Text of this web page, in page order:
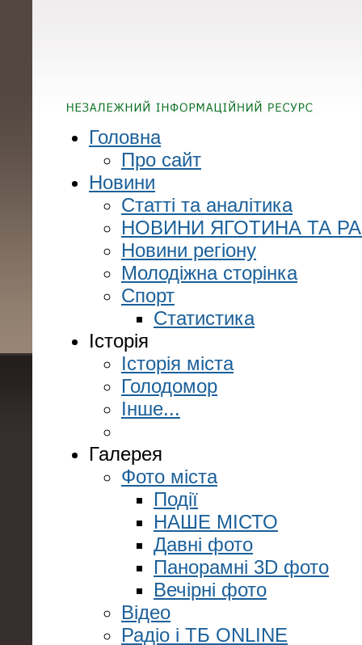
Головна
Про сайт
Новини
Статті та аналітика
НОВИНИ ЯГОТИНА ТА
Новини регіону
Молодіжна сторінка
Спорт
Статистика
Історія
Історія міста
Голодомор
Інше...
Галерея
Фото міста
Події
НАШЕ МІСТО
Давні фото
Панорамні 3D фото
Вечірні фото
Відео
Радіо і ТБ ONLINE